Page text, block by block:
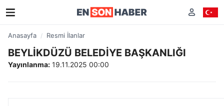
Anasayfa Resmi İlanlar
BEYLİKDÜZÜ BELEDİYE BAŞKANLIĞI
Yayınlanma: 19.11.2025 00:00